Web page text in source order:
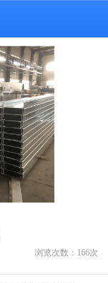
浏览次数： 166次